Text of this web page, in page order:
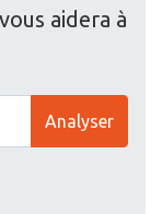
aidera à
Analyser